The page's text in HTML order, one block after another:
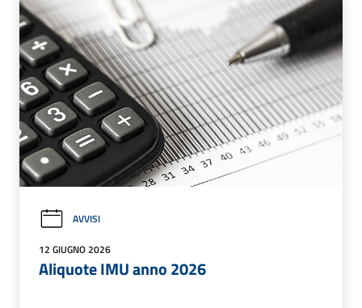
AVVISI
12 GIUGNO 2026
Aliquote IMU anno 2026